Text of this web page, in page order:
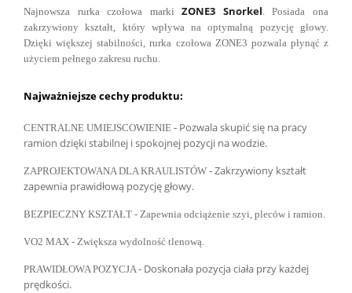
Najnowsza rurka czołowa markiZONE3 Snorkel . Posiada ona
zakrzywiony kształt, który wpływa na optymalną pozycję głowy.
Dzięki większej stabilności, rurka czołowa ZONE3 pozwala płynąć z
użyciem pełnego zakresu ruchu.
Najważniejsze cechy produktu:
CENTRALNE UMIEJSCOWIENIE - Pozwala skupić się na pracy
ramion dzięki stabilnej i spokojnej pozycji na wodzie.
ZAPROJEKTOWANA DLA KRAULISTÓW - Zakrzywiony kształt
zapewnia prawidłową pozycję głowy.
BEZPIECZNY KSZTAŁT - Zapewnia odciążenie szyi, pleców i ramion.
VO2 MAX - Zwiększa wydolność tlenową.
PRAWIDŁOWA POZYCJA - Doskonała pozycja ciała przy każdej
prędkości.